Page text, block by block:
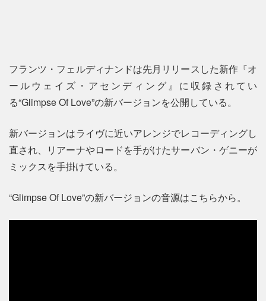
フランツ・フェルディナンドは先月リリースした新作『オ
ールウェイズ・アセンディング』に収録されてい
る“Glimpse Of Love”の新バージョンを公開している。
新バージョンはライヴに近いアレンジでレコーディングし
直され、リアーナやロードを手がけたサーバン・ゲニーが
ミックスを手掛けている。
“Glimpse Of Love”の新バージョンの音源はこちらから。